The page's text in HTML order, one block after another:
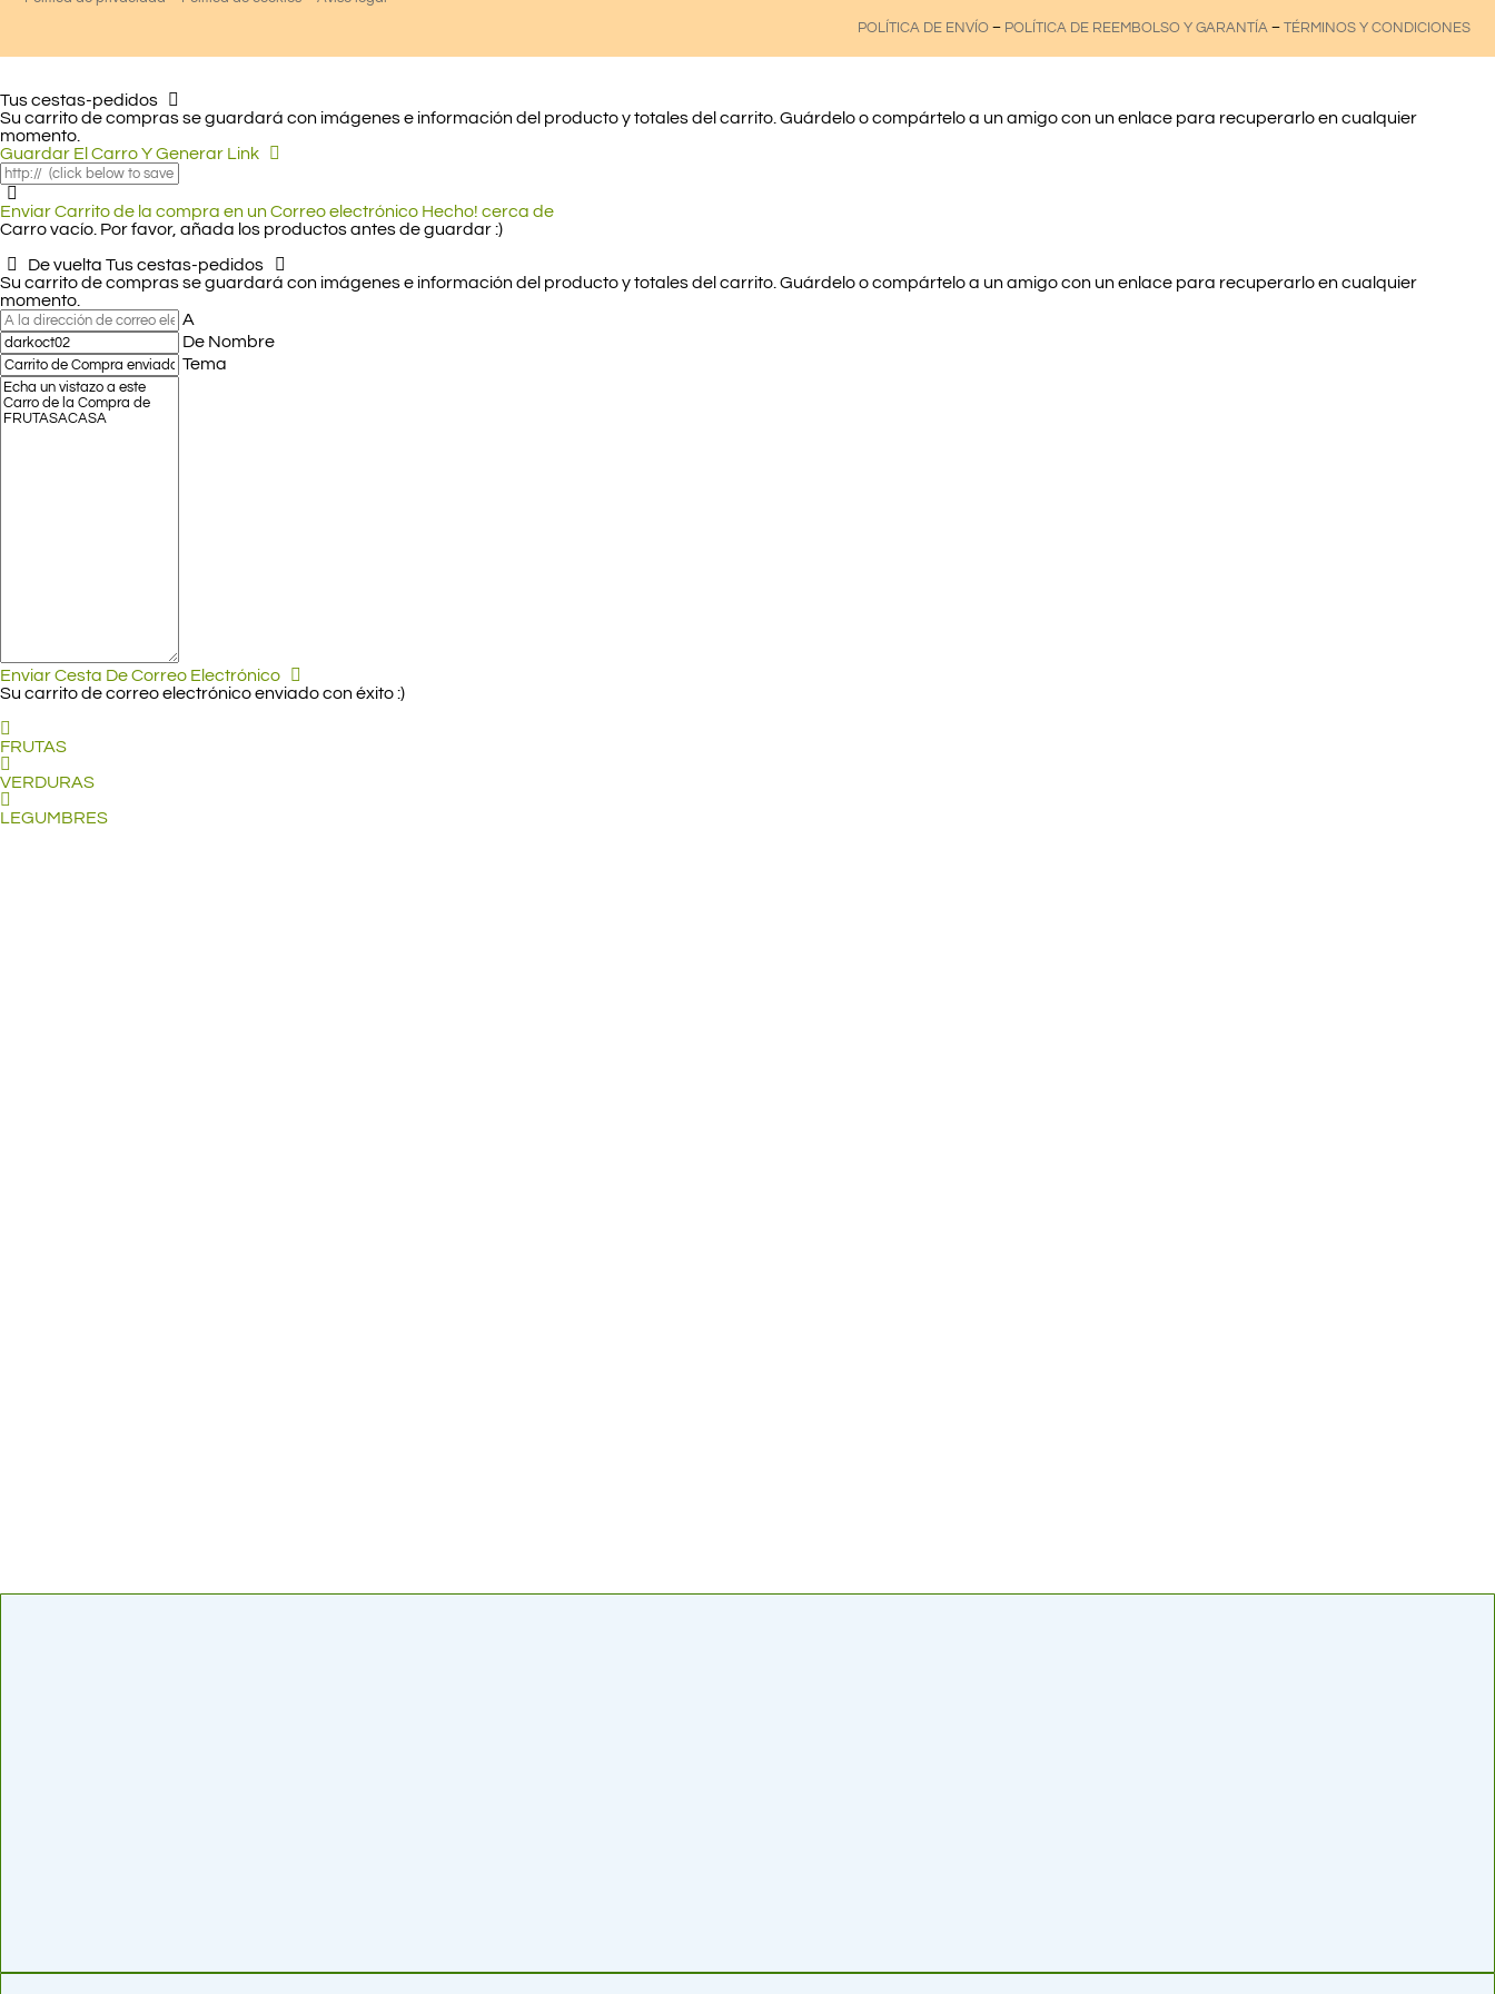
POLÍTICA DE ENVÍO – POLÍTICA DE REEMBOLSO Y GARANTÍA – TÉRMINOS Y CONDICIONES
Tus cestas-pedidos
Su carrito de compras se guardará con imágenes e información del producto y totales del carrito. Guárdelo o compártelo a un amigo con un enlace para recuperarlo en cualquier
momento.
Guardar El Carro Y Generar Link
Enviar Carrito de la compra en un Correo electrónico Hecho! cerca de
Carro vacío. Por favor, añada los productos antes de guardar :)
De vueltaTus cestas-pedidos
Su carrito de compras se guardará con imágenes e información del producto y totales del carrito. Guárdelo o compártelo a un amigo con un enlace para recuperarlo en cualquier
momento.
A
De Nombre
Tema
Enviar Cesta De Correo Electrónico
Su carrito de correo electrónico enviado con éxito :)
FRUTAS
VERDURAS
LEGUMBRES